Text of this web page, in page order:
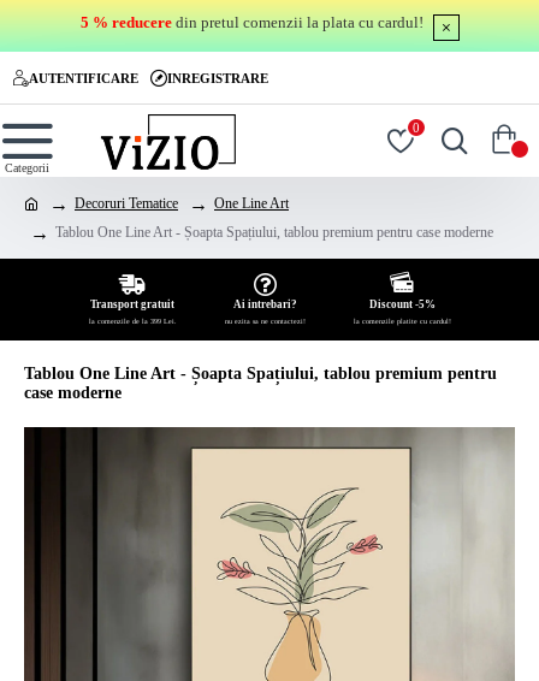
5 % reducere din pretul comenzii la plata cu cardul!
AUTENTIFICARE INREGISTRARE
0
Decoruri Tematice
One Line Art
Tablou One Line Art - Șoapta Spațiului, tablou premium pentru case moderne
Transport gratuit
la comenzile de la 399 Lei.
Ai intrebari?
nu ezita sa ne contactezi!
Discount -5%
la comenzile platite cu cardul!
Tablou One Line Art - Șoapta Spațiului, tablou premium pentru
case moderne